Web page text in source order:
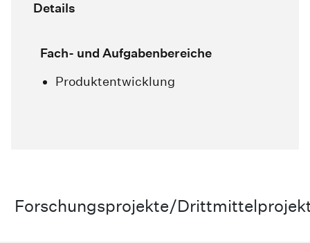
Details
Fach- und Aufgabenbereiche
Produktentwicklung
Forschungsprojekte/